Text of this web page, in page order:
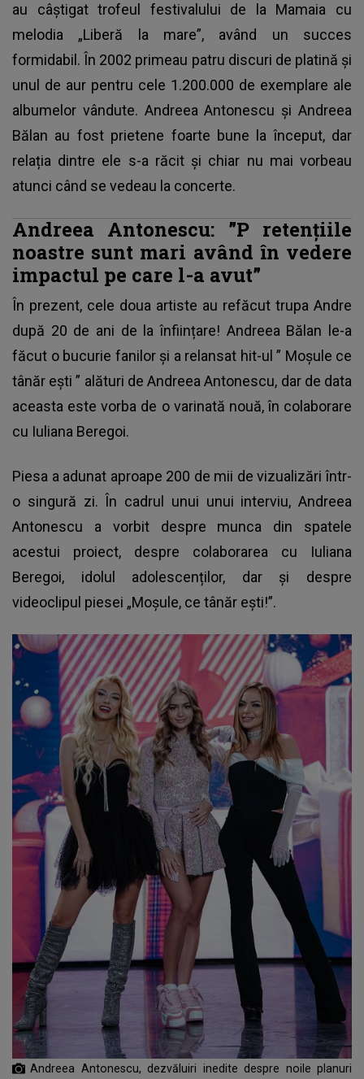
au câștigat trofeul festivalului de la Mamaia cu
melodia „Liberă la mare”, având un succes
formidabil. În 2002 primeau patru discuri de platină și
unul de aur pentru cele 1.200.000 de exemplare ale
albumelor vândute. Andreea Antonescu și Andreea
Bălan au fost prietene foarte bune la început, dar
relația dintre ele s-a răcit și chiar nu mai vorbeau
atunci când se vedeau la concerte.
Andreea Antonescu: ”P retențiile
noastre sunt mari având în vedere
impactul pe care l-a avut”
În prezent, cele doua artiste au refăcut trupa Andre
după 20 de ani de la înființare! Andreea Bălan le-a
făcut o bucurie fanilor și a relansat hit-ul ” Moșule ce
tânăr ești ” alături de Andreea Antonescu, dar de data
aceasta este vorba de o varinată nouă, în colaborare
cu Iuliana Beregoi.
Piesa a adunat aproape 200 de mii de vizualizări într-
o singură zi. În cadrul unui unui interviu, Andreea
Antonescu a vorbit despre munca din spatele
acestui proiect, despre colaborarea cu Iuliana
Beregoi, idolul adolescenților, dar și despre
videoclipul piesei „Moșule, ce tânăr ești!”.
Andreea Antonescu, dezvăluiri inedite despre noile planuri